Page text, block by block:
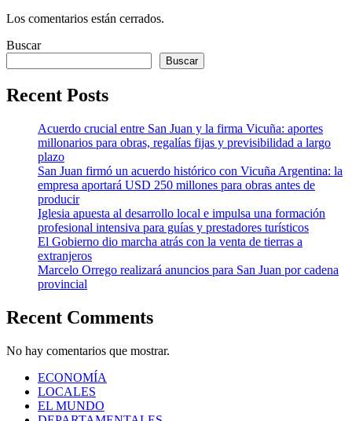
Los comentarios están cerrados.
Buscar
Buscar
Recent Posts
Acuerdo crucial entre San Juan y la firma Vicuña: aportes
millonarios para obras, regalías fijas y previsibilidad a largo
plazo
San Juan firmó un acuerdo histórico con Vicuña Argentina: la
empresa aportará USD 250 millones para obras antes de
producir
Iglesia apuesta al desarrollo local e impulsa una formación
profesional intensiva para guías y prestadores turísticos
El Gobierno dio marcha atrás con la venta de tierras a
extranjeros
Marcelo Orrego realizará anuncios para San Juan por cadena
provincial
Recent Comments
No hay comentarios que mostrar.
ECONOMÍA
LOCALES
EL MUNDO